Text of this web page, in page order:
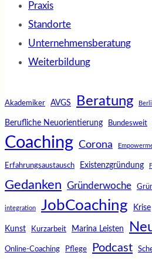
Praxis
Standorte
Unternehmensberatung
Weiterbildung
Akademiker AVGS Beratung
Berufliche Neuorientierung Bundesweit
Coaching Corona
Erfahrungsaustausch Existenzgründung
Gedanken Gründerwoche
integration JobCoaching Krise
Kunst Kurzarbeit Marina Leisten
Online-Coaching Pflege Podcast